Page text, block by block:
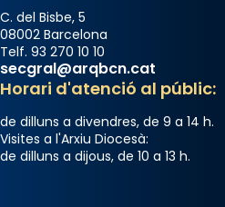
C. del Bisbe, 5
08002 Barcelona
Telf. 93 270 10 10
secgral@arqbcn.cat
Horari d'atenció al públic:
de dilluns a divendres, de 9 a 14 h.
Visites a l'Arxiu Diocesà:
de dilluns a dijous, de 10 a 13 h.